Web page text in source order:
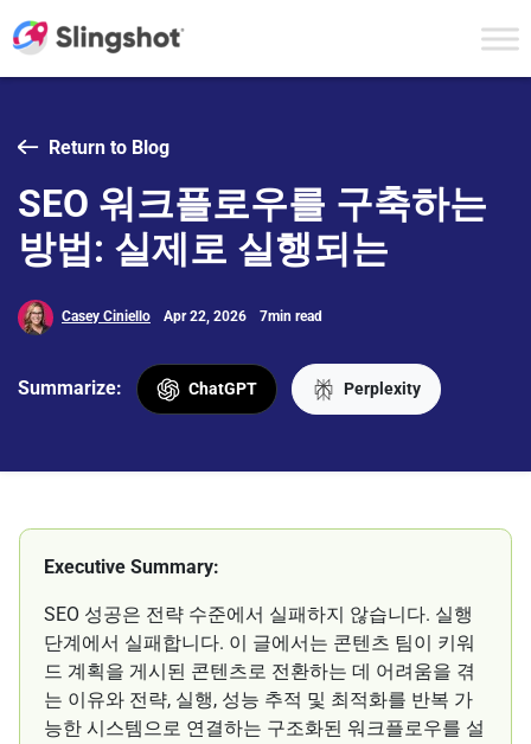
Return to Blog
SEO 워크플로우를 구축하는
방법: 실제로 실행되는
Casey Ciniello Apr 22, 2026 7min read
Summarize: ChatGPT Perplexity
Executive Summary:
SEO 성공은 전략 수준에서 실패하지 않습니다. 실행
단계에서 실패합니다. 이 글에서는 콘텐츠 팀이 키워
드 계획을 게시된 콘텐츠로 전환하는 데 어려움을 겪
는 이유와 전략, 실행, 성능 추적 및 최적화를 반복 가
능한 시스템으로 연결하는 구조화된 워크플로우를 설